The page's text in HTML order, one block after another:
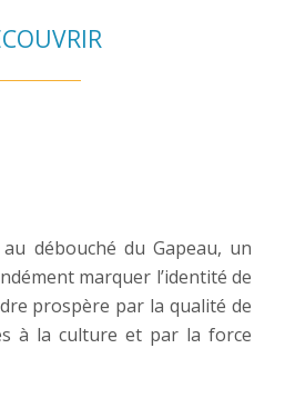
débouché du Gapeau, un
marquer l’identité de
prospère par la qualité de
à la culture et par la force